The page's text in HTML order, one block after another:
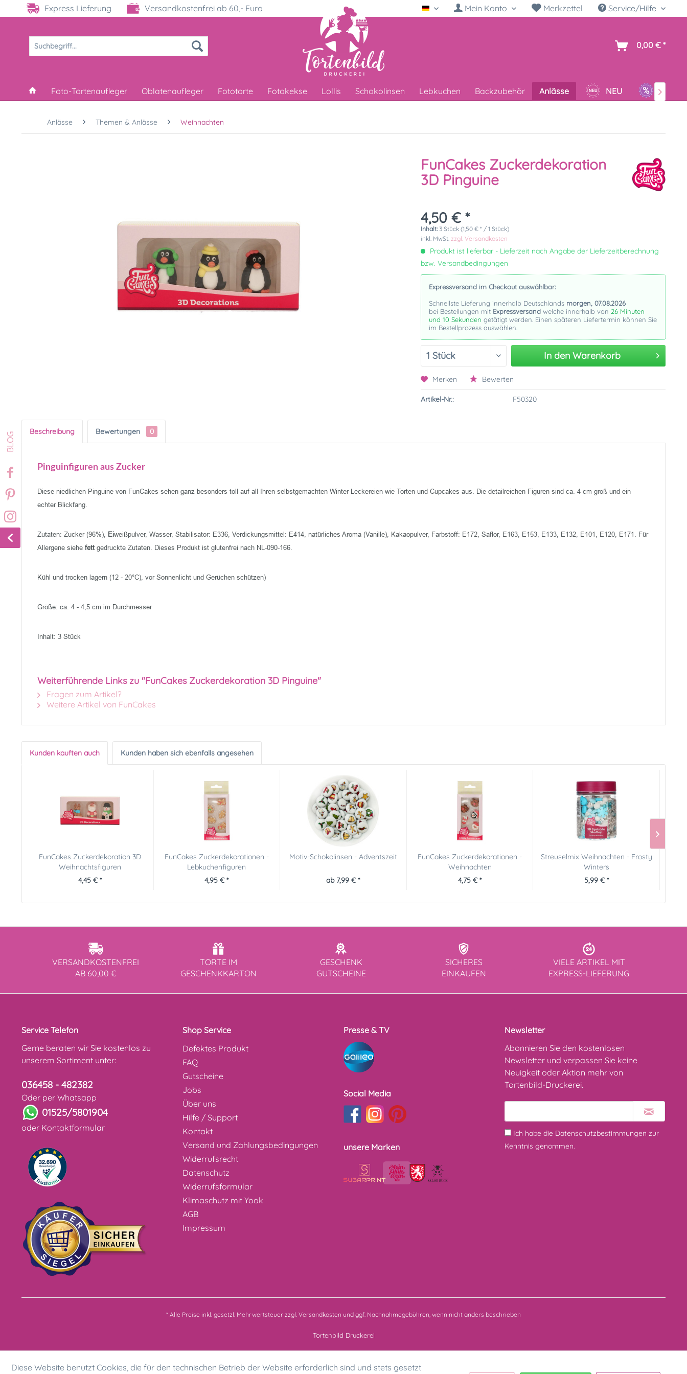
Express Lieferung Versandkostenfrei ab 60,- Euro Deutsch Mein Konto Merkzettel Service/Hilfe
0,00 € *
Foto-Tortenaufleger Oblatenaufleger Fototorte Fotokekse Lollis Schokolinsen Lebkuchen Backzubehör Anlässe NEU SALE

Anlässe Themen & Anlässe Weihnachten
FunCakes Zuckerdekoration
3D Pinguine
4,50 € *
Inhalt: 3 Stück (1,50 € * / 1 Stück)
inkl. MwSt.zzgl. Versandkosten
Produkt ist lieferbar - Lieferzeit nach Angabe der Lieferzeitberechnung
bzw. Versandbedingungen
Expressversand im Checkout auswählbar:
Schnellste Lieferung innerhalb Deutschlands morgen, 07.08.2026
bei Bestellungen mit Expressversand welche innerhalb von26 Minuten
und 9 Sekundengetätigt werden. Einen späteren Liefertermin können Sie
im Bestellprozess auswählen.
In den Warenkorb
Merken Bewerten
Artikel-Nr.: F50320
Beschreibung Bewertungen 0
Pinguinfiguren aus Zucker
Diese niedlichen Pinguine von FunCakes sehen ganz besonders toll auf all Ihren selbstgemachten Winter-Leckereien wie Torten und Cupcakes aus. Die detailreichen Figuren sind ca. 4 cm groß und ein
echter Blickfang.
Zutaten: Zucker (96%), Eiweißpulver, Wasser, Stabilisator: E336, Verdickungsmittel: E414, natürliches Aroma (Vanille), Kakaopulver, Farbstoff: E172, Saflor, E163, E153, E133, E132, E101, E120, E171. Für
Allergene siehe fett gedruckte Zutaten. Dieses Produkt ist glutenfrei nach NL-090-166.
Kühl und trocken lagern (12 - 20°C), vor Sonnenlicht und Gerüchen schützen)
Größe: ca. 4 - 4,5 cm im Durchmesser
Inhalt: 3 Stück
Weiterführende Links zu "FunCakes Zuckerdekoration 3D Pinguine"
Fragen zum Artikel?
Weitere Artikel von FunCakes
Kunden kauften auch Kunden haben sich ebenfalls angesehen
FunCakes Zuckerdekoration 3D
Weihnachtsfiguren
4,45 € *
FunCakes Zuckerdekorationen -
Lebkuchenfiguren
4,95 € *
Motiv-Schokolinsen - Adventszeit
ab 7,99 € *
FunCakes Zuckerdekorationen -
Weihnachten
4,75 € *
Streuselmix Weihnachten - Frosty
Winters
5,99 € *
VERSANDKOSTENFREI
AB 60,00 €
TORTE IM
GESCHENKKARTON
GESCHENK
GUTSCHEINE
SICHERES
EINKAUFEN
VIELE ARTIKEL MIT
EXPRESS-LIEFERUNG
Service Telefon
Gerne beraten wir Sie kostenlos zu
unserem Sortiment unter:
036458 - 482382
Oder per Whatsapp
01525/5801904
oder Kontaktformular
Shop Service
Defektes Produkt
FAQ
Gutscheine
Jobs
Über uns
Hilfe / Support
Kontakt
Versand und Zahlungsbedingungen
Widerrufsrecht
Datenschutz
Widerrufsformular
Klimaschutz mit Yook
AGB
Impressum
Presse & TV
Social Media
unsere Marken
Newsletter
Abonnieren Sie den kostenlosen
Newsletter und verpassen Sie keine
Neuigkeit oder Aktion mehr von
Tortenbild-Druckerei.
Ich habe die Datenschutzbestimmungen zur
Kenntnis genommen.
* Alle Preise inkl. gesetzl. Mehrwertsteuer zzgl. Versandkosten und ggf. Nachnahmegebühren, wenn nicht anders beschrieben
Tortenbild Druckerei
Diese Website benutzt Cookies, die für den technischen Betrieb der Website erforderlich sind und stets gesetzt